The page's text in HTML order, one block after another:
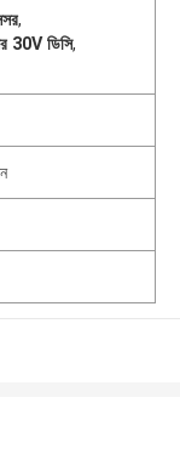
,
30V ডিসি,